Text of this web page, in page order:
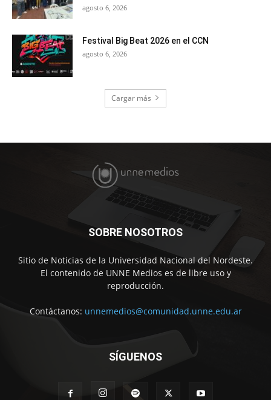
agosto 6, 2026
Festival Big Beat 2026 en el CCN
agosto 6, 2026
Cargar más
SOBRE NOSOTROS
Sitio de Noticias de la Universidad Nacional del Nordeste.
El contenido de UNNE Medios es de libre uso y
reproducción.
Contáctanos: unnemedios@comunidad.unne.edu.ar
SÍGUENOS